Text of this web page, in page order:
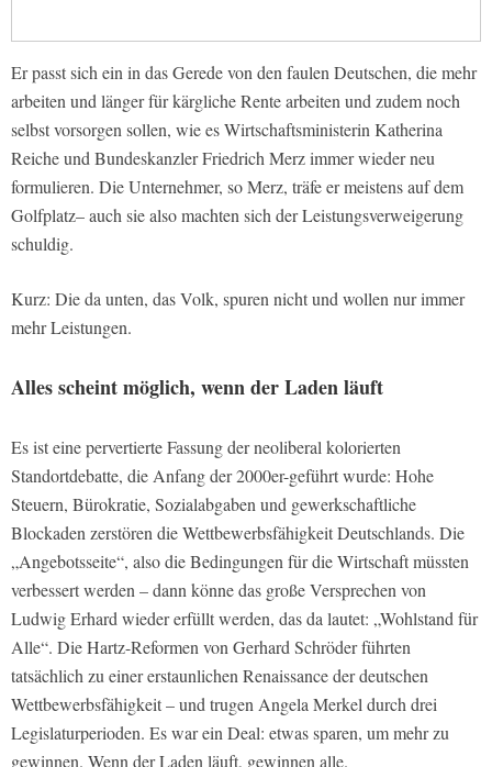
Er passt sich ein in das Gerede von den faulen Deutschen, die mehr
arbeiten und länger für kärgliche Rente arbeiten und zudem noch
selbst vorsorgen sollen, wie es Wirtschaftsministerin Katherina
Reiche und Bundeskanzler Friedrich Merz immer wieder neu
formulieren. Die Unternehmer, so Merz, träfe er meistens auf dem
Golfplatz– auch sie also machten sich der Leistungsverweigerung
schuldig.
Kurz: Die da unten, das Volk, spuren nicht und wollen nur immer
mehr Leistungen.
Alles scheint möglich, wenn der Laden läuft
Es ist eine pervertierte Fassung der neoliberal kolorierten
Standortdebatte, die Anfang der 2000er-geführt wurde: Hohe
Steuern, Bürokratie, Sozialabgaben und gewerkschaftliche
Blockaden zerstören die Wettbewerbsfähigkeit Deutschlands. Die
„Angebotsseite“, also die Bedingungen für die Wirtschaft müssten
verbessert werden – dann könne das große Versprechen von
Ludwig Erhard wieder erfüllt werden, das da lautet: „Wohlstand für
Alle“. Die Hartz-Reformen von Gerhard Schröder führten
tatsächlich zu einer erstaunlichen Renaissance der deutschen
Wettbewerbsfähigkeit – und trugen Angela Merkel durch drei
Legislaturperioden. Es war ein Deal: etwas sparen, um mehr zu
gewinnen. Wenn der Laden läuft, gewinnen alle.